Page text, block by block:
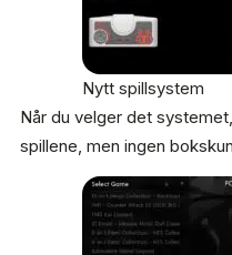
Nytt spillsystem
Når du velger det
spillene, men ingen